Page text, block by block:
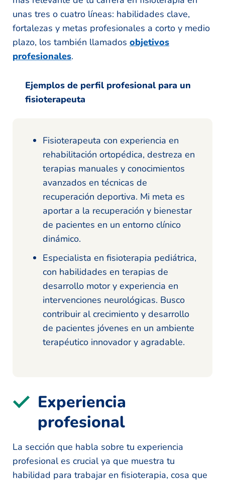
unas tres o cuatro líneas: habilidades clave,
fortalezas y metas profesionales a corto y medio
plazo, los también llamados objetivos
profesionales.
Ejemplos de perfil profesional para un
fisioterapeuta
Fisioterapeuta con experiencia en
rehabilitación ortopédica, destreza en
terapias manuales y conocimientos
avanzados en técnicas de
recuperación deportiva. Mi meta es
aportar a la recuperación y bienestar
de pacientes en un entorno clínico
dinámico.
Especialista en fisioterapia pediátrica,
con habilidades en terapias de
desarrollo motor y experiencia en
intervenciones neurológicas. Busco
contribuir al crecimiento y desarrollo
de pacientes jóvenes en un ambiente
terapéutico innovador y agradable.
Experiencia
profesional
La sección que habla sobre tu experiencia
profesional es crucial ya que muestra tu
habilidad para trabajar en fisioterapia, cosa que